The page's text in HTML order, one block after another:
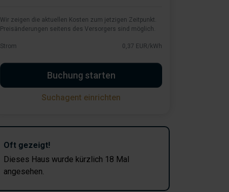
Wir zeigen die aktuellen Kosten zum jetzigen Zeitpunkt.
Preisänderungen seitens des Versorgers sind möglich.
Strom 0,37 EUR/kWh
Buchung starten
Suchagent einrichten
Oft gezeigt!
Dieses Haus wurde kürzlich 18 Mal
angesehen.